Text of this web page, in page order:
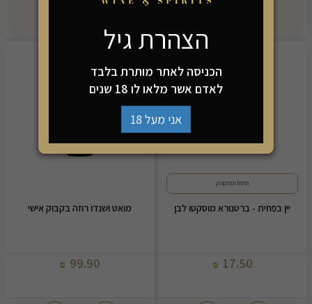
תוסס ומתקתק
יין בפחית - ברטנורא מוסקטו לבן
17.50
₪
מואט ושנדו רוזה בקבוק אישי
99.90
₪
הצהרת גיל
הכניסה לאתר מותרת בלבד
לאדם אשר מלאו לו 18 שנים
אני מעל 18